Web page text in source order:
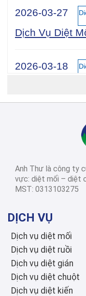
2026-03-27
2026-03-18
2026-03-03
Anh Thư là công ty
vực: diệt mối – diệt
MST: 0313103275
DỊCH VỤ
Dịch vụ diệt mối
Dịch vụ diệt ruồi
Dịch vụ diệt gián
Dịch vụ diệt chuột
Dịch vụ diệt kiến